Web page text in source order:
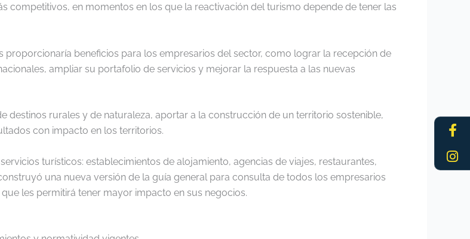
f
competitivos, en momentos en los que la reactivación del turismo depende de tener las
beneficios para los empresarios del sector, como lograr la recepción de
ampliar su portafolio de servicios y mejorar la respuesta a las nuevas
destinos rurales y de naturaleza, aportar a la construcción de un territorio sostenible,
con impacto en los territorios.
turísticos: establecimientos de alojamiento, agencias de viajes, restaurantes,
una nueva versión de la guía general para consulta de todos los empresarios
les permitirá tener mayor impacto en sus negocios.